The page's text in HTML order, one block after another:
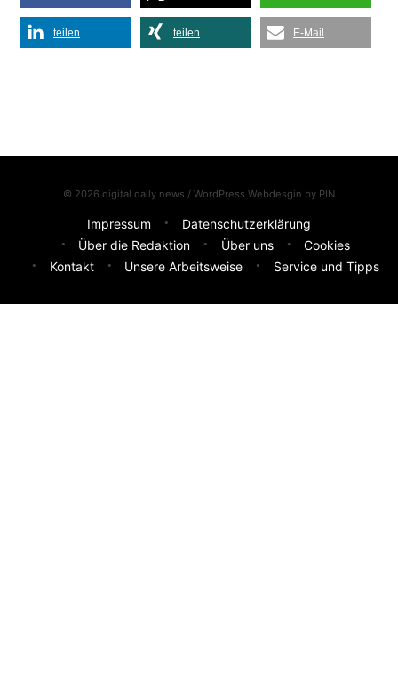
teilen teilen E-Mail
© 2026 digital daily news / WordPress Webdesgin by PIN
Impressum
Datenschutzerklärung
Über die Redaktion
Über uns
Cookies
Kontakt
Unsere Arbeitsweise Service und Tipps